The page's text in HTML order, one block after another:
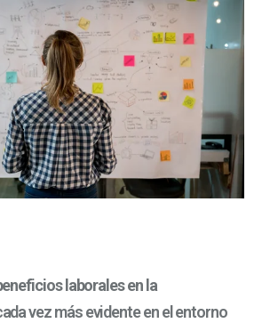
laborales en la
vez más evidente en el entorno